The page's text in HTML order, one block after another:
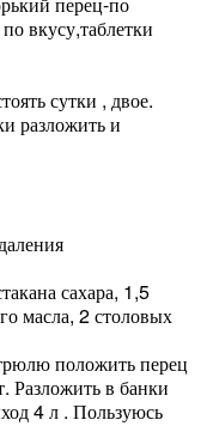
вкусу,таблетки
сутки , двое.
разложить и
сахара, 1,5
масла, 2 столовых
положить перец
Разложить в банки
4 л . Пользуюсь